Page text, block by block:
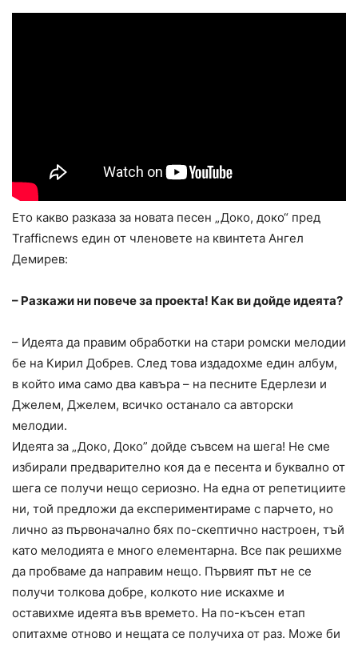
Ето какво разказа за новата песен „Доко, доко“ пред
Trafficnews един от членовете на квинтета Ангел
Демирев:
– Разкажи ни повече за проекта! Как ви дойде идеята?
– Идеята да правим обработки на стари ромски мелодии
бе на Кирил Добрев. След това издадохме един албум,
в който има само два кавъра – на песните Едерлези и
Джелем, Джелем, всичко останало са авторски
мелодии.
Идеята за „Доко, Доко” дойде съвсем на шега! Не сме
избирали предварително коя да е песента и буквално от
шега се получи нещо сериозно. На една от репетициите
ни, той предложи да експериментираме с парчето, но
лично аз първоначално бях по-скептично настроен, тъй
като мелодията е много елементарна. Все пак решихме
да пробваме да направим нещо. Първият път не се
получи толкова добре, колкото ние искахме и
оставихме идеята във времето. На по-късен етап
опитахме отново и нещата се получиха от раз. Може би